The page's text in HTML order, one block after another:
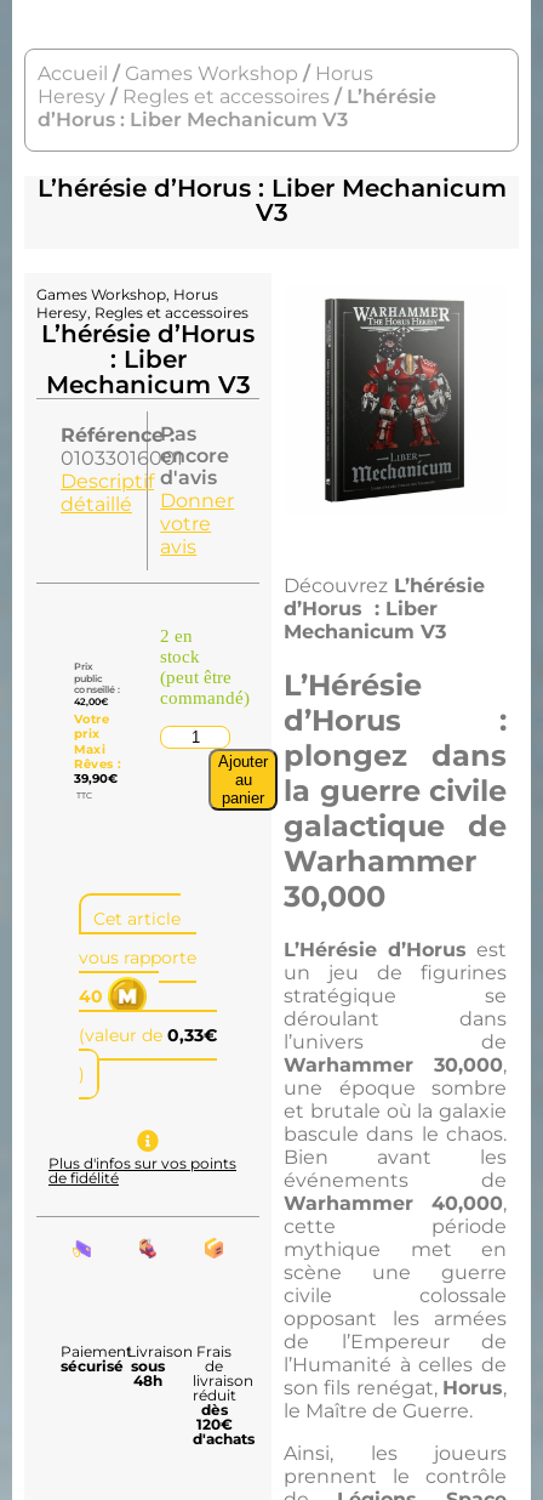
Accueil / Games Workshop / Horus
Heresy / Regles et accessoires / L’hérésie
d’Horus : Liber Mechanicum V3
L’hérésie d’Horus : Liber Mechanicum
V3
Découvrez L’hérésie
d’Horus : Liber
Mechanicum V3
L’Hérésie
d’Horus :
plongez dans
la guerre civile
galactique de
Warhammer
30,000
L’Hérésie d’Horus est
un jeu de figurines
stratégique se
déroulant dans
l’univers de
Warhammer 30,000,
une époque sombre
et brutale où la galaxie
bascule dans le chaos.
Bien avant les
événements de
Warhammer 40,000,
cette période
mythique met en
scène une guerre
civile colossale
opposant les armées
de l’Empereur de
l’Humanité à celles de
son fils renégat, Horus,
le Maître de Guerre.
Ainsi, les joueurs
prennent le contrôle
Games Workshop, Horus
Heresy, Regles et accessoires
L’hérésie d’Horus
: Liber
Mechanicum V3
Référence :
01033016001
Descriptif
détaillé
Pas
encore
d'avis
Donner
votre
avis
Prix
public
conseillé :
42,00€
Votre
prix
Maxi
Rêves :
39,90€
TTC
2 en
stock
(peut être
commandé)
Ajouter
au
panier
Cet article
vous rapporte
40
(valeur de 0,33€
)
Plus d'infos sur vos points
de fidélité
Paiement
sécurisé
Livraison
sous
48h
Frais
de
livraison
réduit
dès
120€
d'achats